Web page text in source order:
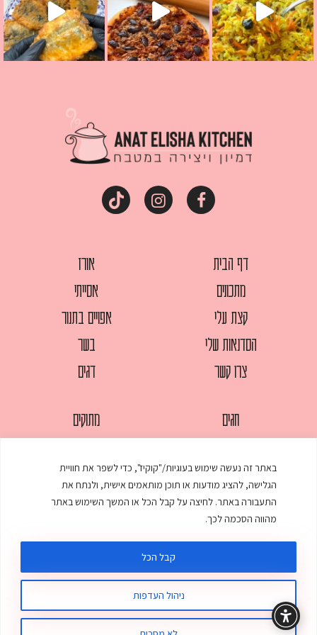
באתר זה נעשה שימוש בעוגיות/"קוקיז", כדי לשפר את חוויית
הגלישה, להציג מודעות או תוכן מותאמים אישית, ולנתח את
התעבורה באתר. לחיצה על קבל הכל או המשך השימוש באתר
מהווה הסכמה לכך.
ניהול העדפות
קבל הכל
דף הבית
מתכונים
קצת עלי
הסדנאות שלי
צרו קשר
אורז
אסייתי
אפויים בתנור
בשר
דגים
חגים
מאפים
ממולאים
מרקים
מתוקים
עוגות
עוף
© כל הזכויות שמורות לענת אלישע | עיצוב ובניית אתר
תקנון האתר מדיניות פרטיות